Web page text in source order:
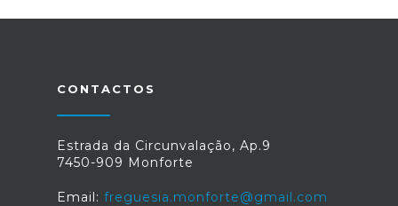
CONTACTOS
Estrada da Circunvalação, Ap.9
7450-909 Monforte
Email: freguesia.monforte@gmail.com